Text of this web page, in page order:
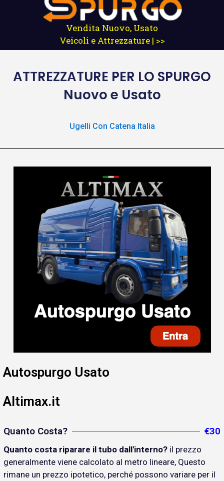
Vendita Nuovo, Usato
Veicoli e Attrezzature | >>
ATTREZZATURE PER LO SPURGO
Nuovo e Usato
Ugelli Con Catena Italia
Autospurgo Usato
Altimax.it
Quanto Costa? €30
Quanto costa riparare il tubo dall'interno? il prezzo
generalmente viene calcolato al metro lineare, Questo
rimane un prezzo ipotetico, perché possono variare per il